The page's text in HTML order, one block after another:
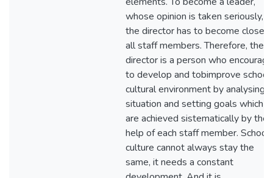
whose opinion is taken seriously,
the director has to become close
all staff members. Therefore, the
director is a person who
to develop and tobimprove
cultural environment by analysing a
situation and setting goals which
are achieved sistematically by the
help of each staff member.
culture cannot always stay the
same, it needs a constant